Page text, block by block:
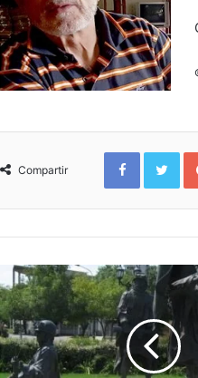
Compartir
Facebook